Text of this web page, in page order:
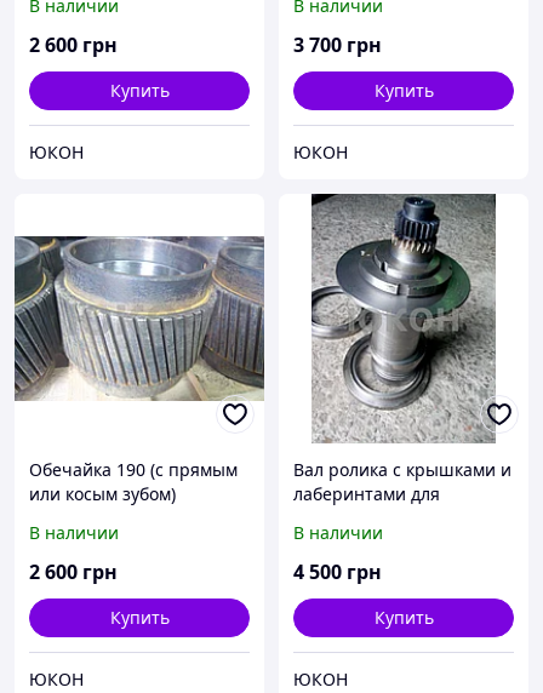
(узкая,широкая, прямая,
косая; перфорация)
В наличии
2 600 грн
Купить
ЮКОН
В наличии
3 700 грн
Купить
ЮКОН
Обечайка 190 (с прямым
или косым зубом)
В наличии
2 600 грн
Купить
ЮКОН
Вал ролика с крышками и
лаберинтами для
В наличии
4 500 грн
Купить
ЮКОН